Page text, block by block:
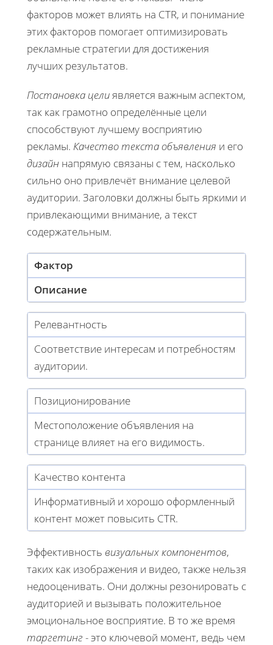
факторов может влиять на CTR, и понимание
этих факторов помогает оптимизировать
рекламные стратегии для достижения
лучших результатов.
Постановка целиявляется важным аспектом,
так как грамотно определённые цели
способствуют лучшему восприятию
рекламы. Качество текста объявления и его
дизайн напрямую связаны с тем, насколько
сильно оно привлечёт внимание целевой
аудитории. Заголовки должны быть яркими и
привлекающими внимание, а текст
содержательным.
Фактор
Описание
Релевантность
Соответствие интересам и потребностям
аудитории.
Позиционирование
Местоположение объявления на
странице влияет на его видимость.
Качество контента
Информативный и хорошо оформленный
контент может повысить CTR.
Эффективность визуальных компонентов,
таких как изображения и видео, также нельзя
недооценивать. Они должны резонировать с
аудиторией и вызывать положительное
эмоциональное восприятие. В то же время
таргетинг - это ключевой момент, ведь чем